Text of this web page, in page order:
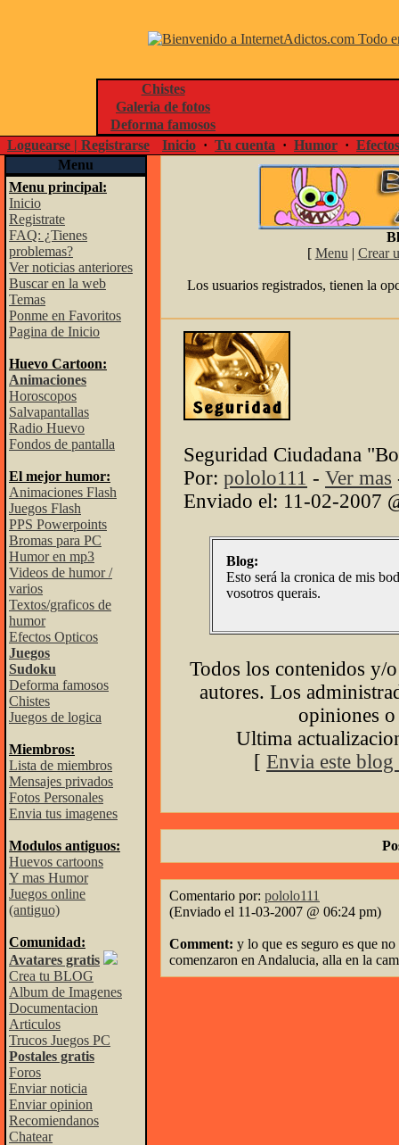
Chistes
Galeria de fotos
Deforma famosos
Loguearse | Registrarse
Inicio · Tu cuenta · Humor ·
Menu
Menu principal:
Inicio
Registrate
FAQ: ¿Tienes
problemas?
Ver noticias anteriores
Buscar en la web
Temas
Ponme en Favoritos
Pagina de Inicio
Huevo Cartoon:
Animaciones
Horoscopos
Salvapantallas
Radio Huevo
Fondos de pantalla
El mejor humor:
Animaciones Flash
Juegos Flash
PPS Powerpoints
Bromas para PC
Humor en mp3
Videos de humor /
varios
Textos/graficos de
humor
Efectos Opticos
Juegos
Sudoku
Deforma famosos
Chistes
Juegos de logica
Miembros:
Lista de miembros
Mensajes privados
Fotos Personales
Envia tus imagenes
Modulos antiguos:
Huevos cartoons
Y mas Humor
Juegos online
(antiguo)
Comunidad:
Avatares gratis
Crea tu BLOG
Album de Imagenes
Documentacion
Articulos
Trucos Juegos PC
Postales gratis
Foros
Enviar noticia
Enviar opinion
Recomiendanos
Chatear
[ Menu | Crear
Los usuarios registrados, tienen la
Seguridad Ciudadana
Por: pololo111 - Ver mas
Enviado el: 11-02-2007
Blog:
Esto será la cronica de mis
vosotros querais.
Todos los contenidos y/
autores. Los
opiniones
Ultima
[ Envia este
Comentario por: pololo111
(Enviado el 11-03-2007 @ 06:24 pm)
Comment: y lo que es seguro es que
comenzaron en Andalucia, alla en la